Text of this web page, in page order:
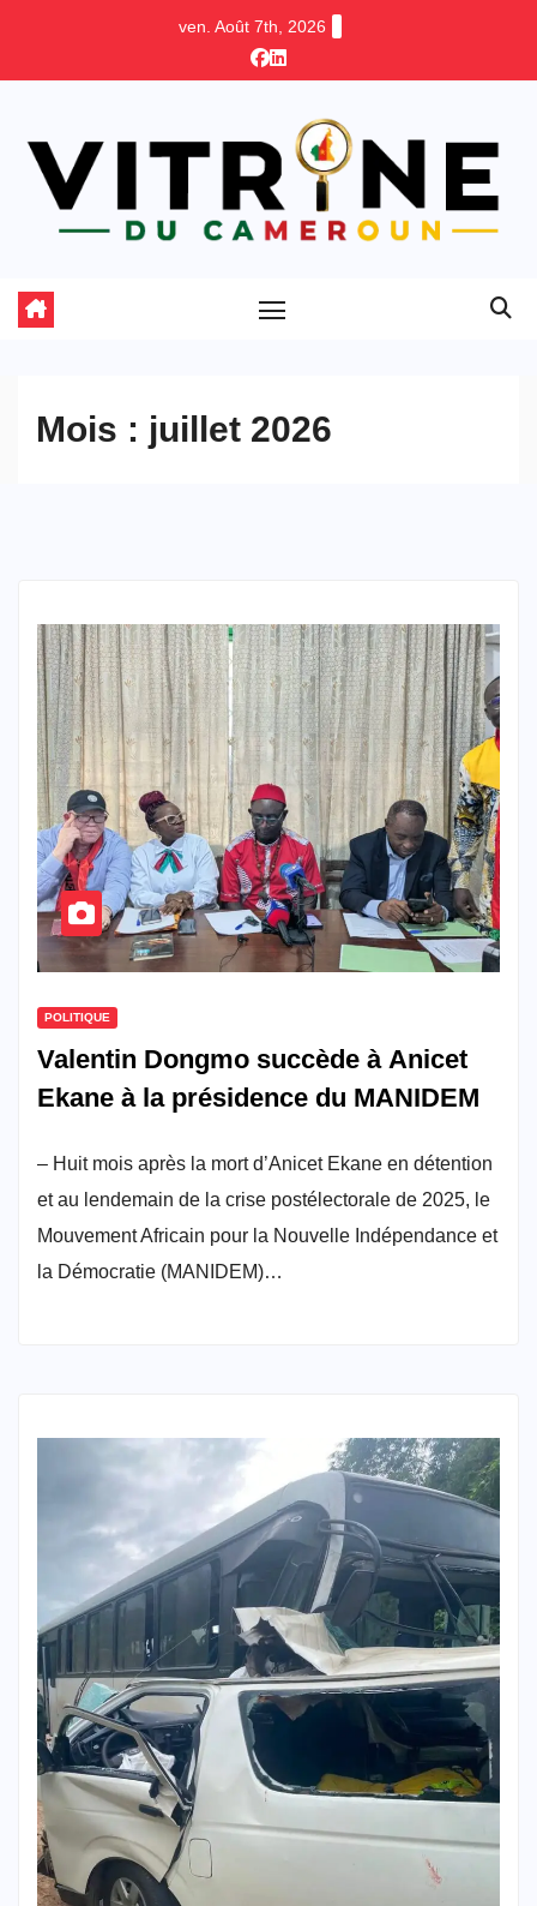
ven. Août 7th, 2026
Mois : juillet 2026
POLITIQUE
Valentin Dongmo succède à Anicet
Ekane à la présidence du MANIDEM
– Huit mois après la mort d’Anicet Ekane en détention
et au lendemain de la crise postélectorale de 2025, le
Mouvement Africain pour la Nouvelle Indépendance et
la Démocratie (MANIDEM)…